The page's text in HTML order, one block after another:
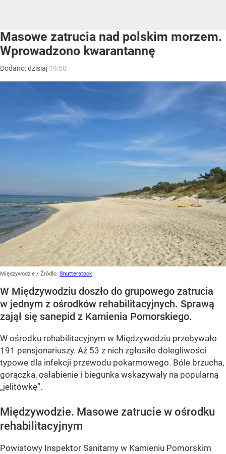
Masowe zatrucia nad polskim morzem.
Wprowadzono kwarantannę
Dodano:dzisiaj 19:50
Międzywodzie / Źródło: Shutterstock
W Międzywodziu doszło do grupowego zatrucia
w jednym z ośrodków rehabilitacyjnych. Sprawą
zajął się sanepid z Kamienia Pomorskiego.
W ośrodku rehabilitacyjnym w Międzywodziu przebywało
191 pensjonariuszy. Aż 53 z nich zgłosiło dolegliwości
typowe dla infekcji przewodu pokarmowego. Bóle brzucha,
gorączka, osłabienie i biegunka wskazywały na popularną
„jelitówkę”.
Międzywodzie. Masowe zatrucie w ośrodku
rehabilitacyjnym
Powiatowy Inspektor Sanitarny w Kamieniu Pomorskim